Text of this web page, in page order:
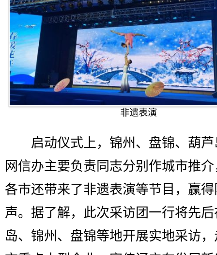
非遗表演
启动仪式上，锦州、盘锦、葫芦
网信办主要负责同志分别作城市推
各市还带来了非遗表演等节目，赢
声。据了解，此次采访团一行将先
岛、锦州、盘锦等地开展实地采访